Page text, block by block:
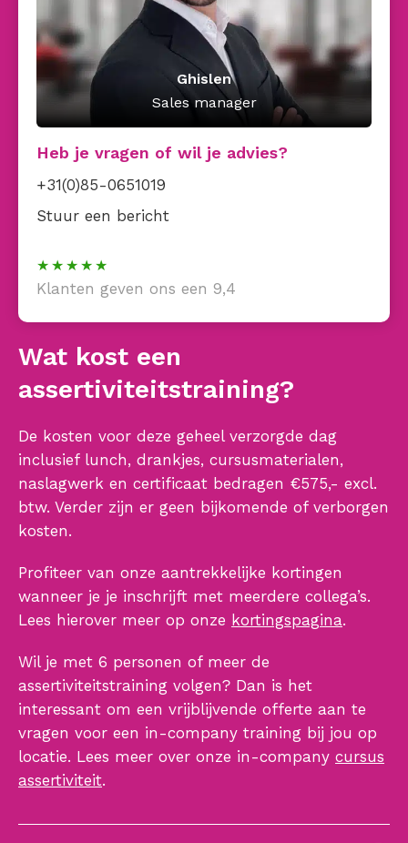
Ghislen
Sales manager
Heb je vragen of wil je advies?
+31(0)85-0651019
Stuur een bericht
Klanten geven ons een 9,4
Wat kost een
assertiviteitstraining?
De kosten voor deze geheel verzorgde dag
inclusief lunch, drankjes, cursusmaterialen,
naslagwerk en certificaat bedragen €575,- excl.
btw. Verder zijn er geen bijkomende of verborgen
kosten.
Profiteer van onze aantrekkelijke kortingen
wanneer je je inschrijft met meerdere collega’s.
Lees hierover meer op onze kortingspagina.
Wil je met 6 personen of meer de
assertiviteitstraining volgen? Dan is het
interessant om een vrijblijvende offerte aan te
vragen voor een in-company training bij jou op
locatie. Lees meer over onze in-company cursus
assertiviteit.